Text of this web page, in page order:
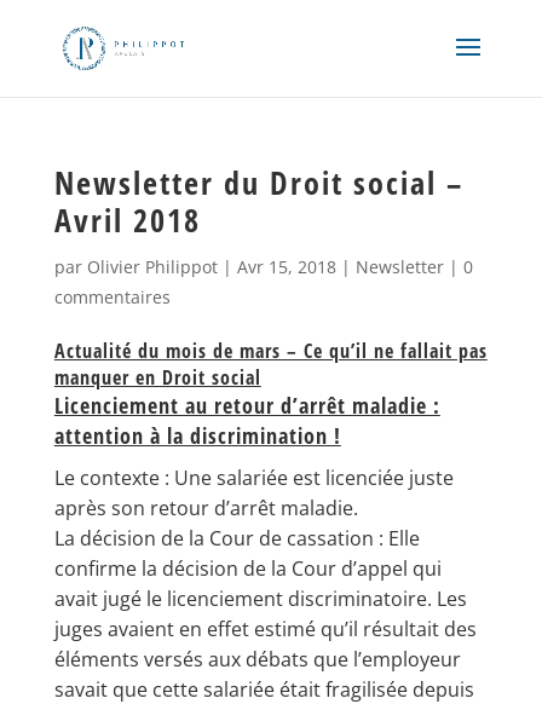
Newsletter du Droit social –
Avril 2018
par Olivier Philippot| Avr 15, 2018| Newsletter| 0
commentaires
Actualité du mois de mars – Ce qu’il ne fallait pas
manquer en Droit social
Licenciement au retour d’arrêt maladie :
attention à la discrimination !
Le contexte : Une salariée est licenciée juste
après son retour d’arrêt maladie.
La décision de la Cour de cassation : Elle
confirme la décision de la Cour d’appel qui
avait jugé le licenciement discriminatoire. Les
juges avaient en effet estimé qu’il résultait des
éléments versés aux débats que l’employeur
savait que cette salariée était fragilisée depuis